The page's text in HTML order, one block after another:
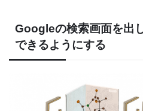
Googleの検索画面を出
できるようにする